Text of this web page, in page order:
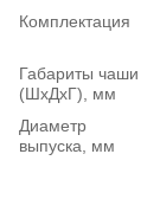
Комплектация
Габариты чаши
(ШхДхГ), мм
Диаметр
выпуска, мм